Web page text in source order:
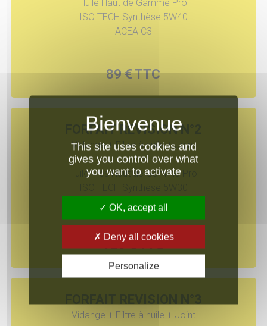
Huile Haut de Gamme Pro
ISO TECH Synthèse 5W40
ACEA C3
89 € TTC
FORFAIT REVISION N°2
Vidange + Filtre à huile + Joint
Huile Très Haut de Gamme Pro
ACEA C2/C3/C4
129 € TTC
Vidange + Filtre à huile + Joint
This site uses cookies and
gives you control over what
you want to activate
OK, accept all
Deny all cookies
Personalize